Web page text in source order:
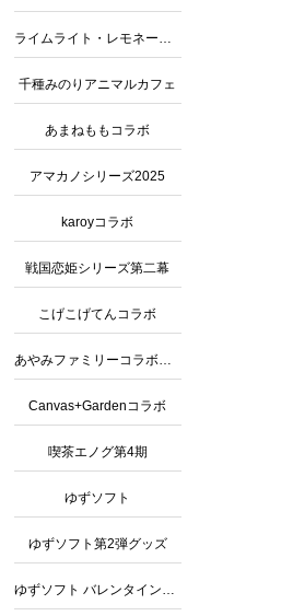
千種みのりアニマルカフェ
あまねももコラボ
アマカノシリーズ2025
karoyコラボ
戦国恋姫シリーズ第二幕
こげこげてんコラボ
Canvas+Gardenコラボ
喫茶エノグ第4期
ゆずソフト
ゆずソフト第2弾グッズ